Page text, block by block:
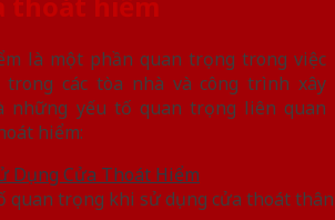
là một phần quan trọng trong việc
các tòa nhà và công trình xây
những yếu tố quan trọng liên quan
hiểm:
quan trọng khi sử dụng cửa thoát thân